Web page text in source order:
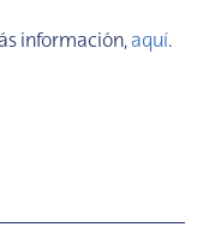
información, aquí.